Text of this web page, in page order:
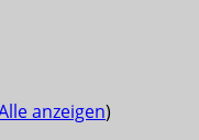
anzeigen)